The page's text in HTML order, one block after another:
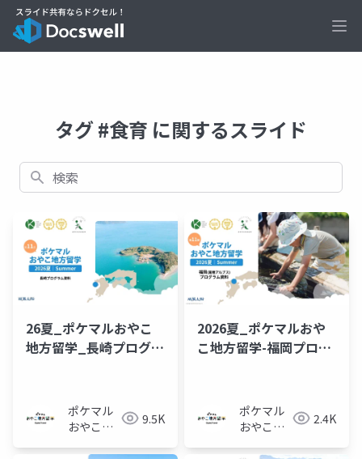
タグ #食育 に関するスライド
検索
26夏_ポケマルおやこ
地方留学_長崎プログラ
ポケマル
おやこ地
9.5K
2026夏_ポケマルおや
こ地方留学-福岡プログ
ポケマル
おやこ地
2.4K